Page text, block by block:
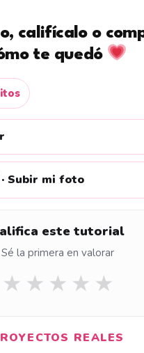
califícalo o
te quedó
Subir mi foto
este tutorial
Sé la primera en valorar
★ ★ ★ ★ ★
REALES